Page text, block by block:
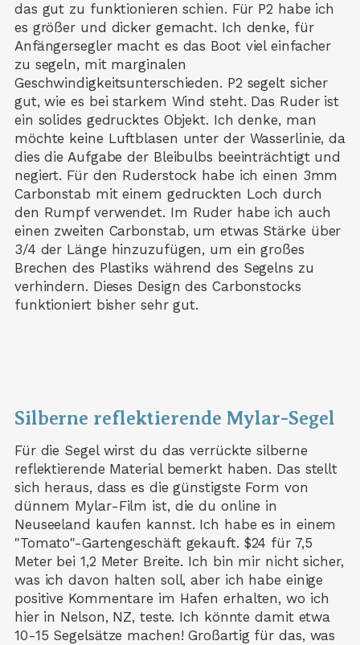
das gut zu funktionieren schien. Für P2 habe ich
es größer und dicker gemacht. Ich denke, für
Anfängersegler macht es das Boot viel einfacher
zu segeln, mit marginalen
Geschwindigkeitsunterschieden. P2 segelt sicher
gut, wie es bei starkem Wind steht. Das Ruder ist
ein solides gedrucktes Objekt. Ich denke, man
möchte keine Luftblasen unter der Wasserlinie, da
dies die Aufgabe der Bleibulbs beeinträchtigt und
negiert. Für den Ruderstock habe ich einen 3mm
Carbonstab mit einem gedruckten Loch durch
den Rumpf verwendet. Im Ruder habe ich auch
einen zweiten Carbonstab, um etwas Stärke über
3/4 der Länge hinzuzufügen, um ein großes
Brechen des Plastiks während des Segelns zu
verhindern. Dieses Design des Carbonstocks
funktioniert bisher sehr gut.
Silberne reflektierende Mylar-Segel
Für die Segel wirst du das verrückte silberne
reflektierende Material bemerkt haben. Das stellt
sich heraus, dass es die günstigste Form von
dünnem Mylar-Film ist, die du online in
Neuseeland kaufen kannst. Ich habe es in einem
"Tomato"-Gartengeschäft gekauft. $24 für 7,5
Meter bei 1,2 Meter Breite. Ich bin mir nicht sicher,
was ich davon halten soll, aber ich habe einige
positive Kommentare im Hafen erhalten, wo ich
hier in Nelson, NZ, teste. Ich könnte damit etwa
10-15 Segelsätze machen! Großartig für das, was